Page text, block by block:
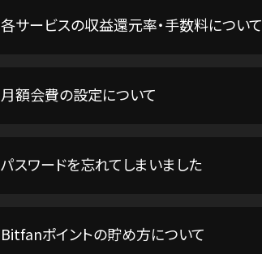
各サービスの収益還元率・手数料について
月額会費の設定について
パスワードを忘れてしまいました
Bitfanポイントの貯め方について